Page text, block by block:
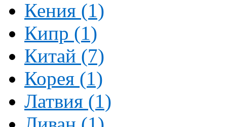
Кения (1)
Кипр (1)
Китай (7)
Корея (1)
Латвия (1)